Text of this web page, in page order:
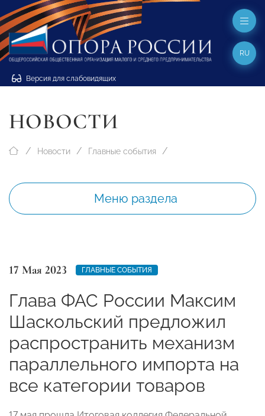
Версия для слабовидящих
RU
НОВОСТИ
Новости Главные события
Меню раздела
17 Мая 2023 ГЛАВНЫЕ СОБЫТИЯ
Глава ФАС России Максим
Шаскольский предложил
распространить механизм
параллельного импорта на
все категории товаров